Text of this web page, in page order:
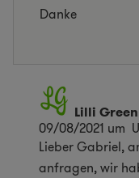
Danke
Lilli Green
09/08/2021 um
Lieber Gabriel,
anfragen, wir